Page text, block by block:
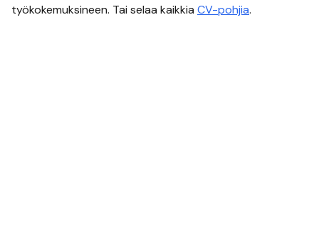
työkokemuksineen. Tai selaa kaikkia CV-pohjia.